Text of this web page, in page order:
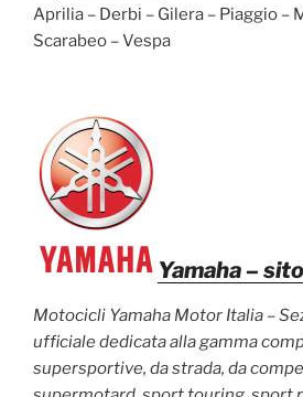
Aprilia – Derbi – Gilera – Piaggio –
Scarabeo – Vespa
Yamaha–
Motocicli Yamaha Motor Italia –
ufficiale dedicata alla gamma
supersportive, da strada, da